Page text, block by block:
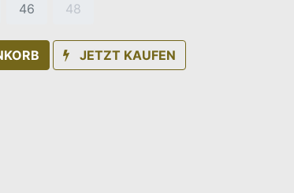
46 48
JETZT KAUFEN